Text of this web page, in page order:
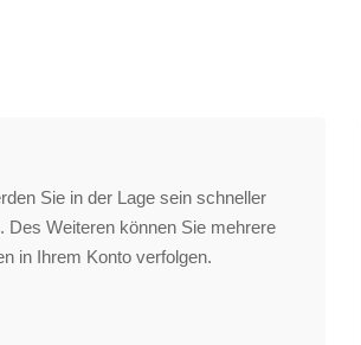
Sie in der Lage sein schneller
Des Weiteren können Sie mehrere
in Ihrem Konto verfolgen.